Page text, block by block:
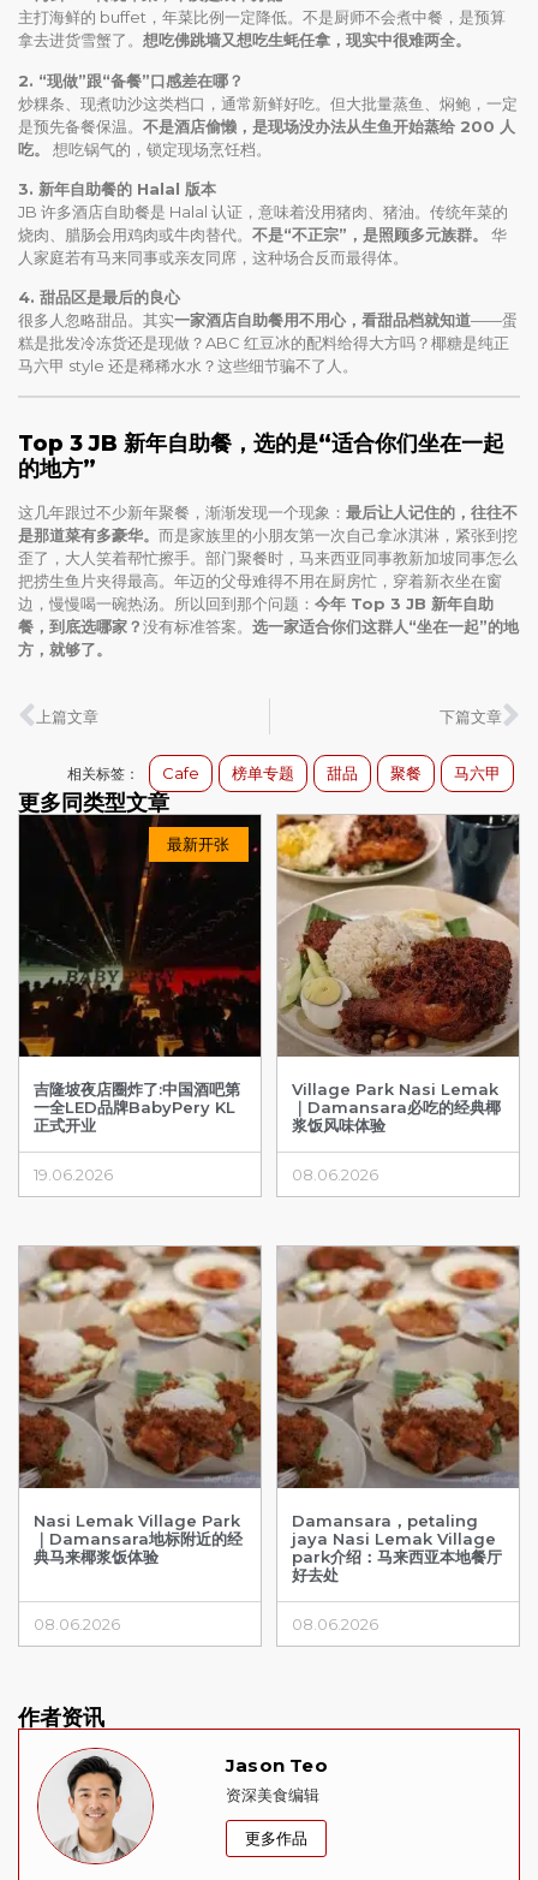
主打海鲜的 buffet，年菜比例一定降低。不是厨师不会煮中餐，是预算
拿去进货雪蟹了。 想吃佛跳墙又想吃生蚝任拿，现实中很难两全。
2. “现做”跟“备餐”口感差在哪？
炒粿条、现煮叻沙这类档口，通常新鲜好吃。但大批量蒸鱼、焖鲍，一定
是预先备餐保温。 不是酒店偷懒，是现场没办法从生鱼开始蒸给 200 人
吃。
想吃锅气的，锁定现场烹饪档。
3. 新年自助餐的 Halal 版本
JB 许多酒店自助餐是 Halal 认证，意味着没用猪肉、猪油。传统年菜的
烧肉、腊肠会用鸡肉或牛肉替代。 不是“不正宗”，是照顾多元族群。
华
人家庭若有马来同事或亲友同席，这种场合反而最得体。
4. 甜品区是最后的良心
很多人忽略甜品。其实一家酒店自助餐用不用心，看甜品档就知道——蛋
糕是批发冷冻货还是现做？ABC 红豆冰的配料给得大方吗？椰糖是纯正
马六甲 style 还是稀稀水水？这些细节骗不了人。
Top 3 JB 新年自助餐，选的是“适合你们坐在一起
的地方”
这几年跟过不少新年聚餐，渐渐发现一个现象： 最后让人记住的，往往不
是那道菜有多豪华。 而是家族里的小朋友第一次自己拿冰淇淋，紧张到挖
歪了，大人笑着帮忙擦手。部门聚餐时，马来西亚同事教新加坡同事怎么
把捞生鱼片夹得最高。年迈的父母难得不用在厨房忙，穿着新衣坐在窗
边，慢慢喝一碗热汤。所以回到那个问题： 今年 Top 3 JB 新年自助
餐，到底选哪家？没有标准答案。 选一家适合你们这群人“坐在一起”的地
方，就够了。
上篇文章 下篇文章
最新开张
吉隆坡夜店圈炸了:中国酒吧第
一全LED品牌BabyPery KL
正式开业
19.06.2026
Village Park Nasi Lemak
｜Damansara必吃的经典椰
浆饭风味体验
08.06.2026
Nasi Lemak Village Park
｜Damansara地标附近的经
典马来椰浆饭体验
08.06.2026
Damansara，petaling
jaya Nasi Lemak Village
park介绍：马来西亚本地餐厅
好去处
08.06.2026
相关标签： Cafe 榜单专题 甜品 聚餐 马六甲
更多同类型文章
作者资讯
Jason Teo
资深美食编辑
更多作品